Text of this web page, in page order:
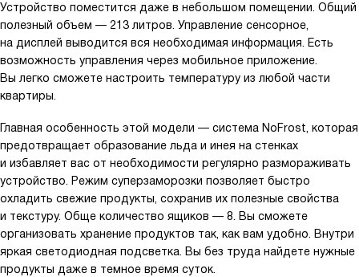
Устройство поместится даже в небольшом помещении. Общий
полезный объем — 213 литров. Управление сенсорное,
на дисплей выводится вся необходимая информация. Есть
возможность управления через мобильное приложение.
Вы легко сможете настроить температуру из любой части
квартиры.
Главная особенность этой модели — система NoFrost, которая
предотвращает образование льда и инея на стенках
и избавляет вас от необходимости регулярно размораживать
устройство. Режим суперзаморозки позволяет быстро
охладить свежие продукты, сохранив их полезные свойства
и текстуру. Обще количество ящиков — 8. Вы сможете
организовать хранение продуктов так, как вам удобно. Внутри
яркая светодиодная подсветка. Вы без труда найдете нужные
продукты даже в темное время суток.